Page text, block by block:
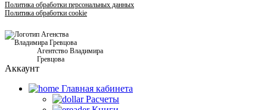
Политика обработки персональных данных
Политика обработки cookie
Агентство Владимира
Гревцова
Аккаунт
Главная кабинетa
Расчеты